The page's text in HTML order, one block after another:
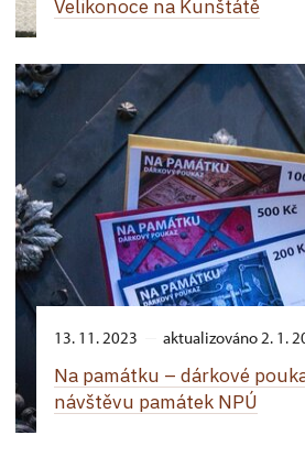
Velikonoce na Kunštátě
13. 11. 2023 aktualizováno 2. 1.
Na památku –⁠ dárkové
návštěvu památek NPÚ